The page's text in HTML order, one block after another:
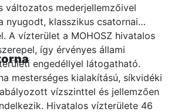
változatos mederjellemzőivel
nyugodt, klasszikus csatornai
A vízterület a MOHOSZ hivatalos
így érvényes állami
engedéllyel látogatható.
mesterséges kialakítású, síkvidéki
vízszinttel és jellemzően
Hivatalos vízterülete 46